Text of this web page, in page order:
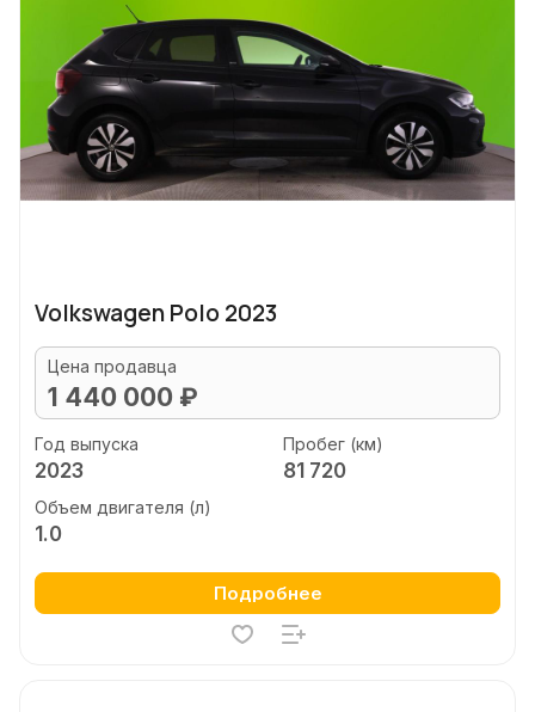
Volkswagen Polo 2023
Цена продавца
1 440 000 ₽
Год выпуска
2023
Пробег (км)
81 720
Объем двигателя (л)
1.0
Подробнее